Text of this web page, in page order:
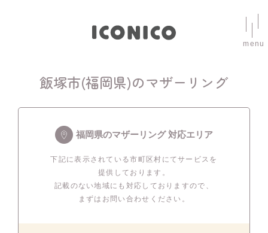
menu
飯塚市(福岡県)のマザーリング
福岡県のマザーリング 対応エリア
下記に表示されている市町区村にてサービスを
提供しております。
記載のない地域にも対応しておりますので、
まずはお問い合わせください。